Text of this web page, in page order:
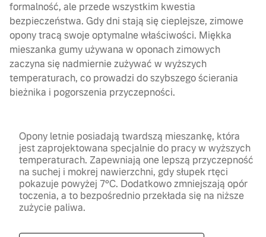
formalność, ale przede wszystkim kwestia
bezpieczeństwa. Gdy dni stają się cieplejsze, zimowe
opony tracą swoje optymalne właściwości. Miękka
mieszanka gumy używana w oponach zimowych
zaczyna się nadmiernie zużywać w wyższych
temperaturach, co prowadzi do szybszego ścierania
bieżnika i pogorszenia przyczepności.
Opony letnie posiadają twardszą mieszankę, która
jest zaprojektowana specjalnie do pracy w wyższych
temperaturach. Zapewniają one lepszą przyczepność
na suchej i mokrej nawierzchni, gdy słupek rtęci
pokazuje powyżej 7°C. Dodatkowo zmniejszają opór
toczenia, a to bezpośrednio przekłada się na niższe
zużycie paliwa.